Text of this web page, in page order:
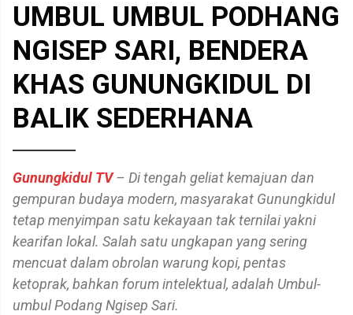
UMBUL UMBUL PODHANG
NGISEP SARI, BENDERA
KHAS GUNUNGKIDUL DI
BALIK SEDERHANA
Gunungkidul TV– Di tengah geliat kemajuan dan
gempuran budaya modern, masyarakat Gunungkidul
tetap menyimpan satu kekayaan tak ternilai yakni
kearifan lokal. Salah satu ungkapan yang sering
mencuat dalam obrolan warung kopi, pentas
ketoprak, bahkan forum intelektual, adalah Umbul-
umbul Podang Ngisep Sari.